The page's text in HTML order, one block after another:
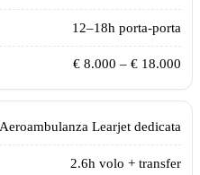
12–18h porta-porta
€ 8.000 – € 18.000
Aeroambulanza Learjet dedicata
2.6h volo + transfer